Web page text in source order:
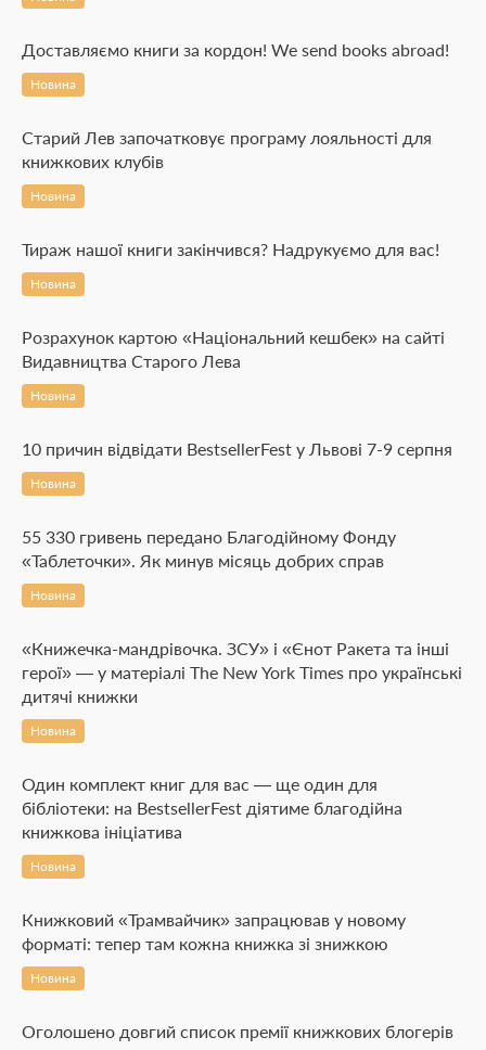
Доставляємо книги за кордон! We send books abroad!
Новина
Старий Лев започатковує програму лояльності для
книжкових клубів
Новина
Тираж нашої книги закінчився? Надрукуємо для вас!
Новина
Розрахунок картою «Національний кешбек» на сайті
Видавництва Старого Лева
Новина
10 причин відвідати BestsellerFest у Львові 7-9 серпня
Новина
55 330 гривень передано Благодійному Фонду
«Таблеточки». Як минув місяць добрих справ
Новина
«Книжечка-мандрівочка. ЗСУ» і «Єнот Ракета та інші
герої» — у матеріалі The New York Times про українські
дитячі книжки
Новина
Один комплект книг для вас — ще один для
бібліотеки: на BestsellerFest діятиме благодійна
книжкова ініціатива
Новина
Книжковий «Трамвайчик» запрацював у новому
форматі: тепер там кожна книжка зі знижкою
Новина
Оголошено довгий список премії книжкових блогерів